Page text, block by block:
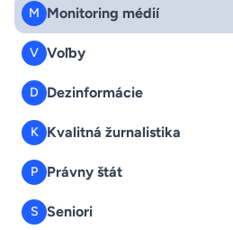
M Monitoring médií
V Voľby
D Dezinformácie
K Kvalitná žurnalistika
P Právny štát
S Seniori